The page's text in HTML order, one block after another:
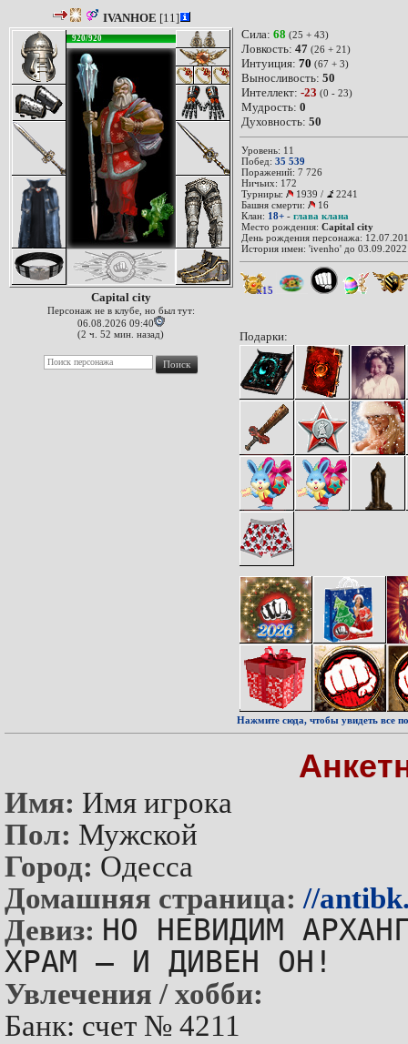
IVANHOE [11]
920/920
Capital city
Персонаж не в клубе, но был тут:
06.08.2026 09:40
(2 ч. 52 мин. назад)
Сила: 68 (25 + 43)
Ловкость: 47 (26 + 21)
Интуиция: 70 (67 + 3)
Выносливость: 50
Интеллект: -23 (0 - 23)
Мудрость: 0
Духовность: 50
Уровень: 11
Побед: 35 539
Поражений: 7 726
Ничьих: 172
Турниры:
1939 /
2241
Башня смерти:
16
Клан: 18+ - глава клана
Место рождения: Capital city
День рождения персонажа:
История имен: 'ivenho' до
x15
Подарки:
Нажмите сюда, чтобы увидеть все
Имя: Имя игрока
Пол: Мужской
Город: Одесса
Домашняя страница: //
Девиз: НО НЕВИДИМ
ХРАМ – И ДИВЕН ОН!
Увлечения / хобби:
Банк: счет № 4211